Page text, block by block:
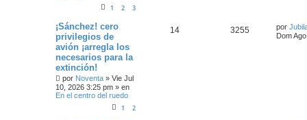
1 2 3
¡Sánchez! cero
privilegios de
avión ¡arregla los
necesarios para la
extinción!
por Noventa » Vie Jul
10, 2026 3:25 pm » en
En el centro del ruedo
1 2
14 3255 por
Dom